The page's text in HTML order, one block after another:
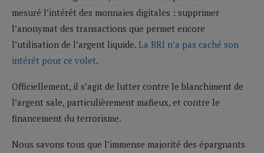
mesuré l’intérêt des monnaies digitales : supprimer
l’anonymat des transactions que permet encore
l’utilisation de l’argent liquide. La BRI n’a pas caché son
intérêt pour ce volet.
Officiellement, il s’agit de lutter contre le blanchiment de
l’argent sale, particulièrement mafieux, et contre le
financement du terrorisme.
Nous savons tous que l’immense majorité des épargnants